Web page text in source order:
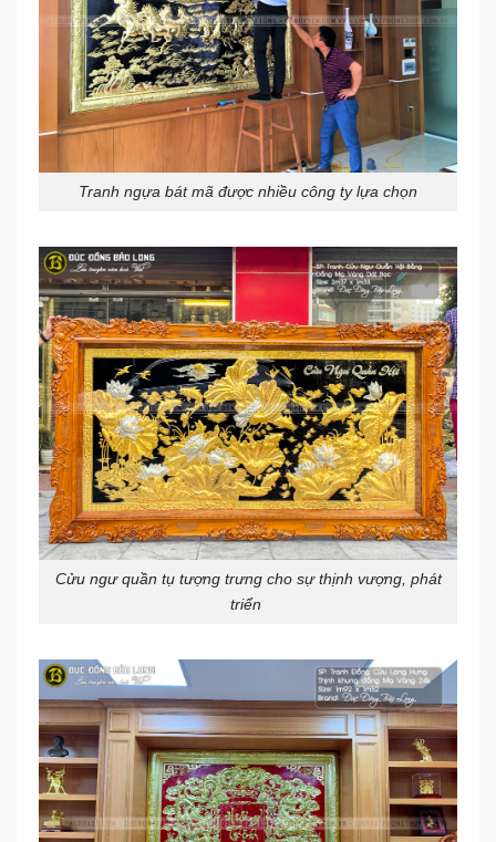
Tranh ngựa bát mã được nhiều công ty lựa chọn
Cửu ngư quần tụ tượng trưng cho sự thịnh vượng, phát
triển